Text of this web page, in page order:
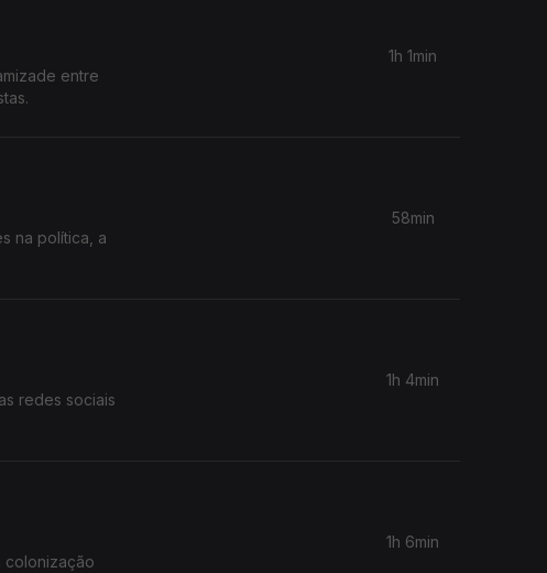
entre
1h 1min
na política, a
58min
redes sociais
1h 4min
colonização
1h 6min